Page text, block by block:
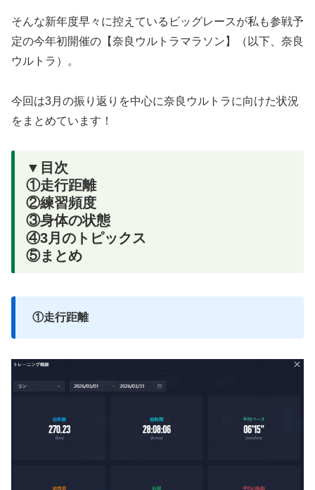
そんな新年度早々に控えているビッグレースが私も参戦予
定の今年初開催の【奈良ウルトラマラソン】（以下、奈良
ウルトラ）。
今回は3月の振り返りを中心に奈良ウルトラに向けた状況
をまとめています！
▼目次
①走行距離
②練習頻度
③身体の状態
④3月のトピックス
⑤まとめ
①走行距離